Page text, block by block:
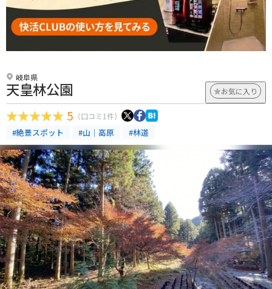
岐阜県
天皇林公園 お気に入り
5 （口コミ1件）
#絶景スポット #山｜高原 #林道